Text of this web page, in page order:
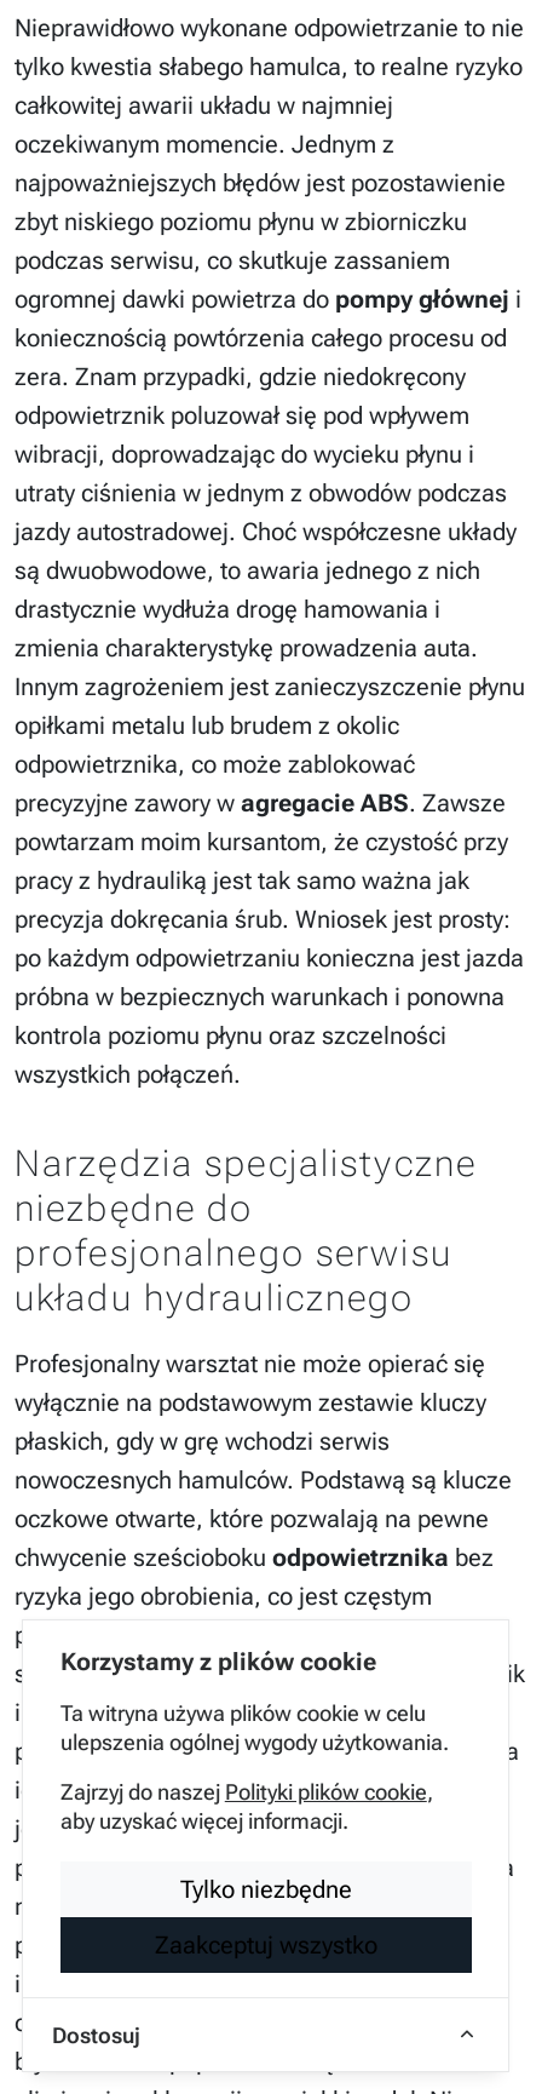
Korzystamy z plików cookie
Ta witryna używa plików cookie w celu
ulepszenia ogólnej wygody użytkowania.
Zajrzyj do naszej Polityki plików cookie,
aby uzyskać więcej informacji.
Tylko niezbędne
Zaakceptuj wszystko
Dostosuj
Nieprawidłowo wykonane odpowietrzanie to nie
tylko kwestia słabego hamulca, to realne ryzyko
całkowitej awarii układu w najmniej
oczekiwanym momencie. Jednym z
najpoważniejszych błędów jest pozostawienie
zbyt niskiego poziomu płynu w zbiorniczku
podczas serwisu, co skutkuje zassaniem
ogromnej dawki powietrza do pompy głównej i
koniecznością powtórzenia całego procesu od
zera. Znam przypadki, gdzie niedokręcony
odpowietrznik poluzował się pod wpływem
wibracji, doprowadzając do wycieku płynu i
utraty ciśnienia w jednym z obwodów podczas
jazdy autostradowej. Choć współczesne układy
są dwuobwodowe, to awaria jednego z nich
drastycznie wydłuża drogę hamowania i
zmienia charakterystykę prowadzenia auta.
Innym zagrożeniem jest zanieczyszczenie płynu
opiłkami metalu lub brudem z okolic
odpowietrznika, co może zablokować
precyzyjne zawory w agregacie ABS. Zawsze
powtarzam moim kursantom, że czystość przy
pracy z hydrauliką jest tak samo ważna jak
precyzja dokręcania śrub. Wniosek jest prosty:
po każdym odpowietrzaniu konieczna jest jazda
próbna w bezpiecznych warunkach i ponowna
kontrola poziomu płynu oraz szczelności
wszystkich połączeń.
Narzędzia specjalistyczne
niezbędne do
profesjonalnego serwisu
układu hydraulicznego
Profesjonalny warsztat nie może opierać się
wyłącznie na podstawowym zestawie kluczy
płaskich, gdy w grę wchodzi serwis
nowoczesnych hamulców. Podstawą są klucze
oczkowe otwarte, które pozwalają na pewne
chwycenie sześcioboku odpowietrznika bez
ryzyka jego obrobienia, co jest częstym
problemem w autach kilkuletnich. W mojej
szafce narzędziowej zawsze znajduje się palnik
indukcyjny, który pozwala na bezpieczne
poluzowanie zapieczonych śrub bez niszczenia
ich struktury termicznej. Kolejnym elementem
jest refraktometr lub tester elektroniczny do
pomiaru zawartości wody w płynie, co pozwala
na obiektywną ocenę stanu medium przed
przystąpieniem do prac. Zauważyłem, że
inwestycja w dobrej jakości zestaw do
odpowietrzania podciśnieniowego zwraca się
błyskawicznie poprzez oszczędność czasu i